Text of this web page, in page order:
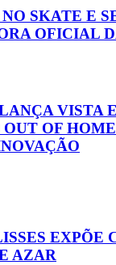
SKATE E
OFICIAL
VISTA
OF
EXPÕE
AZAR